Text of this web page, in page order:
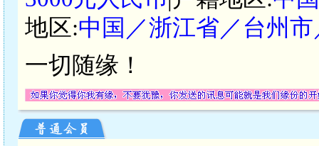
地区:中国／浙江省／台州
一切随缘！